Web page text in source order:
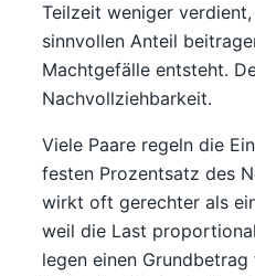
Teilzeit weniger
sinnvollen Anteil
Machtgefälle entsteht.
Nachvollziehbarkeit.
Viele Paare regeln die
festen Prozentsatz des
wirkt oft gerechter als
weil die Last
legen einen